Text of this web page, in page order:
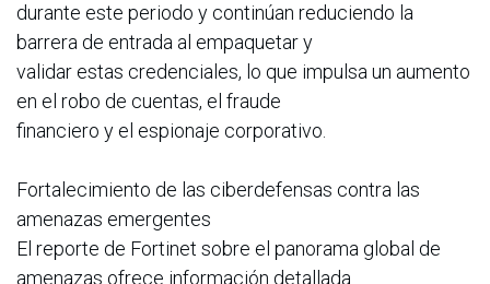
durante este periodo y continúan reduciendo la
barrera de entrada al empaquetar y
validar estas credenciales, lo que impulsa un aumento
en el robo de cuentas, el fraude
financiero y el espionaje corporativo.
Fortalecimiento de las ciberdefensas contra las
amenazas emergentes
El reporte de Fortinet sobre el panorama global de
amenazas ofrece información detallada